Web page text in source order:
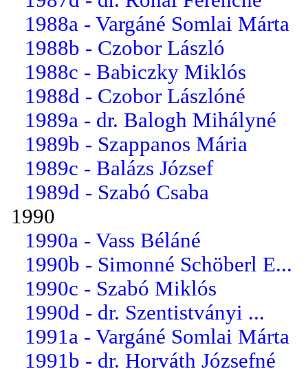
1988a - Vargáné Somlai Márta
1988b - Czobor László
1988c - Babiczky Miklós
1988d - Czobor Lászlóné
1989a - dr. Balogh Mihályné
1989b - Szappanos Mária
1989c - Balázs József
1989d - Szabó Csaba
1990
1990a - Vass Béláné
1990b - Simonné Schöberl E...
1990c - Szabó Miklós
1990d - dr. Szentistványi ...
1991a - Vargáné Somlai Márta
1991b - dr. Horváth Józsefné